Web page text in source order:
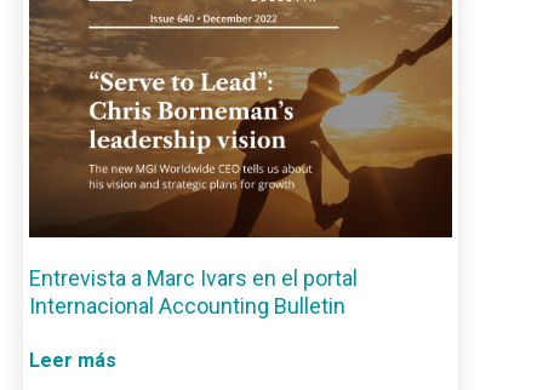
Entrevista a Marc Ivars en el portal
Internacional Accounting Bulletin
Leer más